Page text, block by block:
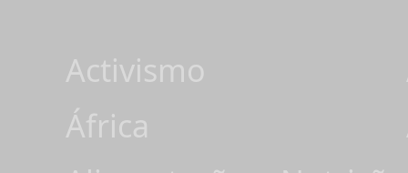
Activismo
África